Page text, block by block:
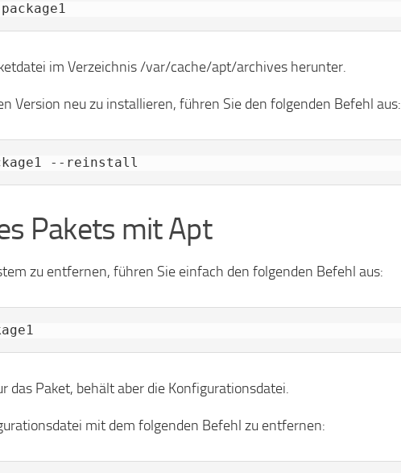
im Verzeichnis /var/cache/apt/archives herunter.
Version neu zu installieren, führen Sie den folgenden Befehl aus:
--reinstall
Pakets mit Apt
zu entfernen, führen Sie einfach den folgenden Befehl aus:
das Paket, behält aber die Konfigurationsdatei.
mit dem folgenden Befehl zu entfernen: